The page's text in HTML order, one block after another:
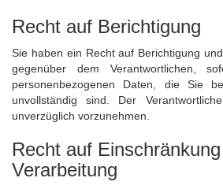
Recht auf Berichtigung
Sie haben ein Recht auf Berichtigung
gegenüber dem Verantwortlichen,
personenbezogenen Daten, die Sie
unvollständig sind. Der
unverzüglich vorzunehmen.
Recht auf
Verarbeitung